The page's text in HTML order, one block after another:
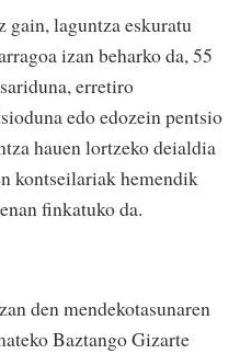
gain, laguntza eskuratu
izan beharko da, 55
erretiro
edo edozein pentsio
hauen lortzeko deialdia
kontseilariak hemendik
finkatuko da.
den mendekotasunaren
Baztango Gizarte